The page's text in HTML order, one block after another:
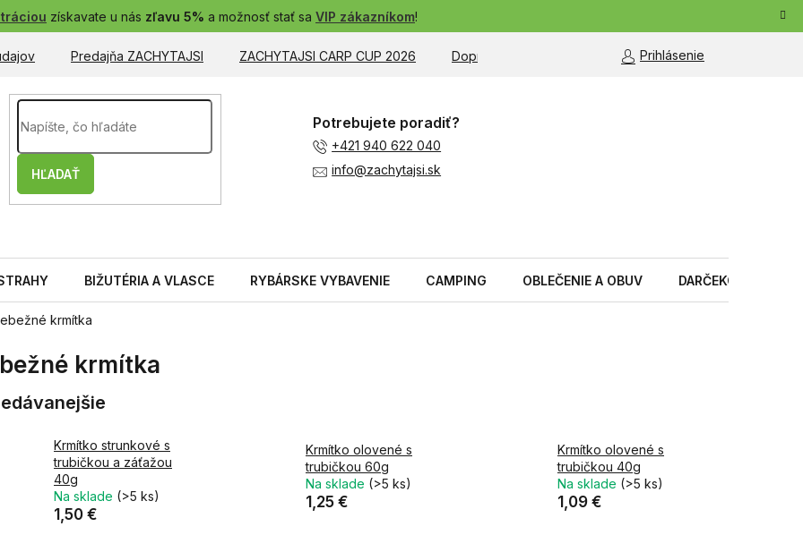
získavate u nás zľavu 5% a možnosť stať sa VIP zákazníkom!
Predajňa ZACHYTAJSI ZACHYTAJSI CARP CUP 2026 Doprava a platba Moja objednávka
Prihlásenie
HĽADAŤ
Potrebujete poradiť?
+421 940 622 040
info@zachytajsi.sk
BIŽUTÉRIA A VLASCE RYBÁRSKE VYBAVENIE CAMPING OBLEČENIE A OBUV DARČEKOVÉ
krmítka
krmítka
Krmítko strunkové s
trubičkou a záťažou
40g
Na sklade (>5 ks)
1,50 €
Krmítko olovené s
trubičkou 60g
Na sklade (>5 ks)
1,25 €
Krmítko olovené s
trubičkou 40g
Na sklade (>5 ks)
1,09 €